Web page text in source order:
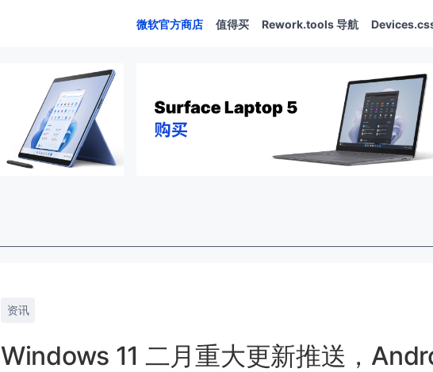
微软官方商店 值得买 Rework.tools 导航
资讯
Windows 11 二月重大更新推送，